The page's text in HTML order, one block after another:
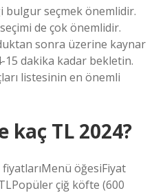
bulgur seçmek önemlidir.
de çok önemlidir.
sonra üzerine kaynar
15 dakika kadar bekletin.
listesinin en önemli
TL 2024?
öğesiFiyat
çiğ köfte (600